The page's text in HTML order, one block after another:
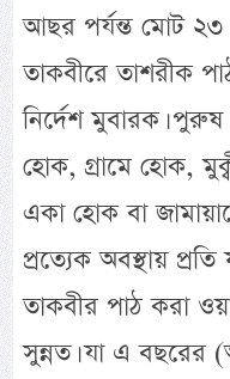
আছর পর্যন্ত মোট
তাকবীরে তাশরীক
নির্দেশ মুবারক।
হোক, গ্রামে হোক,
একা হোক বা
প্রত্যেক অবস্থায়
তাকবীর পাঠ করা
সুন্নত। যা এ বছরের